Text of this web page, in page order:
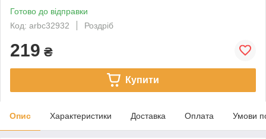
Готово до відправки
Код: arbc32932
Роздріб
219 ₴
Купити
Опис Характеристики Доставка Оплата Умови